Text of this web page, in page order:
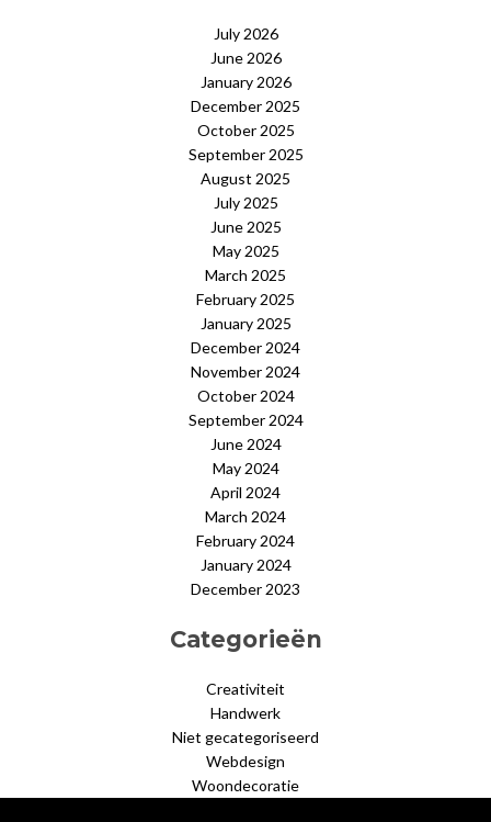
July 2026
June 2026
January 2026
December 2025
October 2025
September 2025
August 2025
July 2025
June 2025
May 2025
March 2025
February 2025
January 2025
December 2024
November 2024
October 2024
September 2024
June 2024
May 2024
April 2024
March 2024
February 2024
January 2024
December 2023
Categorieën
Creativiteit
Handwerk
Niet gecategoriseerd
Webdesign
Woondecoratie